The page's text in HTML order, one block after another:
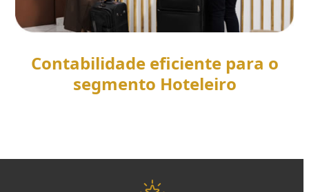
Contabilidade eficiente para o
segmento Hoteleiro